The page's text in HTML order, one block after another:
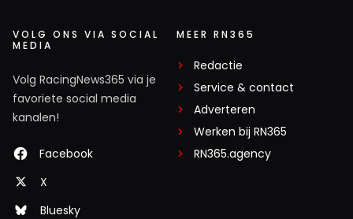
VOLG ONS VIA SOCIAL
MEDIA
Volg RacingNews365 via je
favoriete social media
kanalen!
Facebook
X
Bluesky
MEER RN365
Redactie
Service & contact
Adverteren
Werken bij RN365
RN365.agency